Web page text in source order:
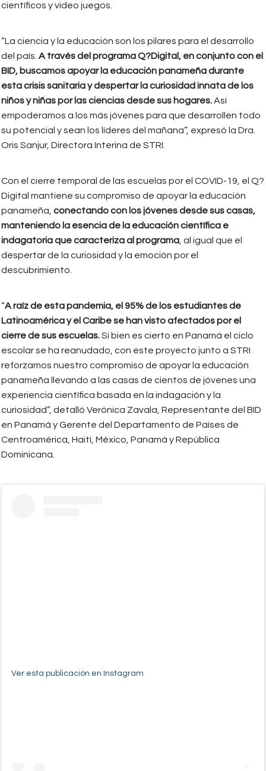
científicos y video juegos.
“La ciencia y la educación son los pilares para el desarrollo
del país. A través del programa Q?Digital, en conjunto con el
BID, buscamos apoyar la educación panameña durante
esta crisis sanitaria y despertar la curiosidad innata de los
niños y niñas por las ciencias desde sus hogares.Así
empoderamos a los más jóvenes para que desarrollen todo
su potencial y sean los líderes del mañana”, expresó la Dra.
Oris Sanjur, Directora Interina de STRI.
Con el cierre temporal de las escuelas por el COVID-19, el Q?
Digital mantiene su compromiso de apoyar la educación
panameña, conectando con los jóvenes desde sus casas,
manteniendo la esencia de la educación científica e
indagatoria que caracteriza al programa, al igual que el
despertar de la curiosidad y la emoción por el
descubrimiento.
“A raíz de esta pandemia, el 95% de los estudiantes de
Latinoamérica y el Caribe se han visto afectados por el
cierre de sus escuelas.Si bien es cierto en Panamá el ciclo
escolar se ha reanudado, con este proyecto junto a STRI
reforzamos nuestro compromiso de apoyar la educación
panameña llevando a las casas de cientos de jóvenes una
experiencia científica basada en la indagación y la
curiosidad”, detalló Verónica Zavala, Representante del BID
en Panamá y Gerente del Departamento de Países de
Centroamérica, Haití, México, Panamá y República
Dominicana.
Ver esta publicación en Instagram